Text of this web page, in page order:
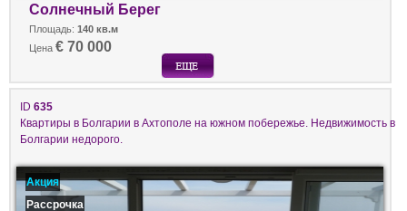
Солнечный Берег
Площадь: 140 кв.м
Цена € 70 000
ID 635
Квартиры в Болгарии в Ахтополе на южном побережье. Недвижимость в
Болгарии недорого.
Акция
Рассрочка